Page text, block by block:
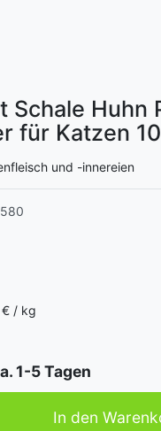
Schale Huhn
für Katzen
und -innereien
€ / kg
1-5 Tagen
In den